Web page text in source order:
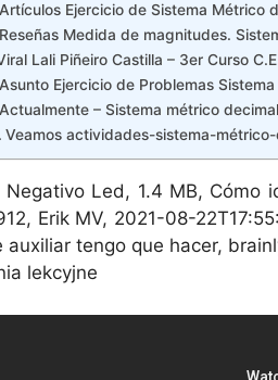
Artículos Ejercicio de Sistema Métrico
Reseñas Medida de magnitudes.
Lali Piñeiro Castilla – 3er Curso
Asunto Ejercicio de Problemas
Actualmente – Sistema métrico
Veamos actividades-sistema-
Negativo Led, 1.4 MB, Cómo
Erik MV, 2021-08-
auxiliar tengo que hacer,
lekcyjne